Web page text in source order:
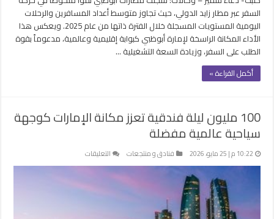
مغلقة
السفر عبر مطار زايد الدولي، حيث تجاوز متوسط أعداد المسافرين والرحلات
اليومية المستويات المسجلة خلال الفترة ذاتها من عام 2025. ويعكس هذا
الأداء المكانة الراسخة لإمارة أبوظبي كبوابة إقليمية وعالمية، مدعوماً بقوة
الطلب على السفر، وزيادة السعة التشغيلية …
أكمل القراءة »
100 مليون ليلة فندقية تعزز مكانة الإمارات كوجهة
سياحية عالمية مفضلة
10:22 م | 25 مايو، 2026 فنادق و منتجعات التعليقات
100
ليلة